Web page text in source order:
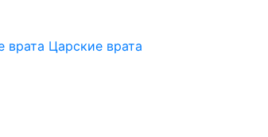
врата Царские врата